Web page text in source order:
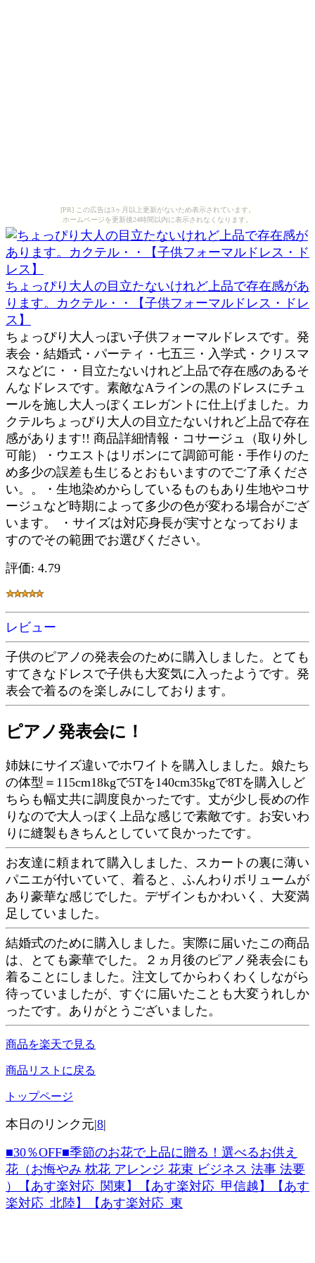
[PR] この広告は3ヶ月以上更新がないため表示されています。
ホームページを更新後24時間以内に表示されなくなります。
ちょっぴり大人の目立たないけれど上品で存在感があ
ります。カクテル・・【子供フォーマルドレス・ドレ
ス】
ちょっぴり大人っぽい子供フォーマルドレスです。発
表会・結婚式・パーティ・七五三・入学式・クリスマ
スなどに・・目立たないけれど上品で存在感のあるそ
んなドレスです。素敵なAラインの黒のドレスにチュ
ールを施し大人っぽくエレガントに仕上げました。カ
クテルちょっぴり大人の目立たないけれど上品で存在
感があります!! 商品詳細情報・コサージュ（取り外し
可能）・ウエストはリボンにて調節可能・手作りのた
め多少の誤差も生じるとおもいますのでご了承くださ
い。。・生地染めからしているものもあり生地やコサ
ージュなど時期によって多少の色が変わる場合がござ
います。 ・サイズは対応身長が実寸となっておりま
すのでその範囲でお選びください。
評価: 4.79
レビュー
子供のピアノの発表会のために購入しました。とても
すてきなドレスで子供も大変気に入ったようです。発
表会で着るのを楽しみにしております。
ピアノ発表会に！
姉妹にサイズ違いでホワイトを購入しました。娘たち
の体型＝115cm18kgで5Tを140cm35kgで8Tを購入しど
ちらも幅丈共に調度良かったです。丈が少し長めの作
りなので大人っぽく上品な感じで素敵です。お安いわ
りに縫製もきちんとしていて良かったです。
お友達に頼まれて購入しました、スカートの裏に薄い
パニエが付いていて、着ると、ふんわりボリュームが
あり豪華な感じでした。デザインもかわいく、大変満
足していました。
結婚式のために購入しました。実際に届いたこの商品
は、とても豪華でした。２ヵ月後のピアノ発表会にも
着ることにしました。注文してからわくわくしながら
待っていましたが、すぐに届いたことも大変うれしか
ったです。ありがとうございました。
商品を楽天で見る
商品リストに戻る
トップページ
本日のリンク元|8|
■30％OFF■季節のお花で上品に贈る！選べるお供え
花（お悔やみ 枕花 アレンジ 花束 ビジネス 法事 法要
）【あす楽対応_関東】【あす楽対応_甲信越】【あす
楽対応_北陸】【あす楽対応_東